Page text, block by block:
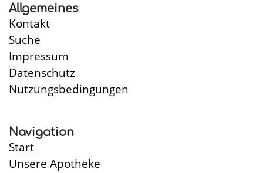
Allgemeines
Kontakt
Suche
Impressum
Datenschutz
Nutzungsbedingungen
Navigation
Start
Unsere Apotheke